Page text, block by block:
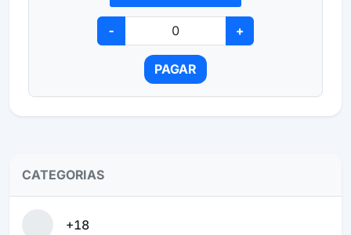
- +
PAGAR
CATEGORIAS
+18